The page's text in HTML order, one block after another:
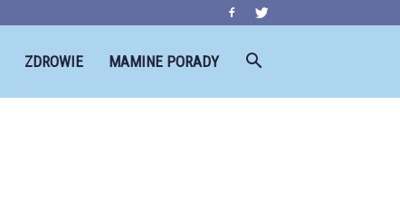
ZDROWIE MAMINE PORADY